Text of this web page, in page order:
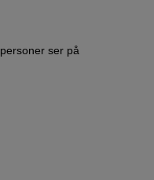
personer ser på